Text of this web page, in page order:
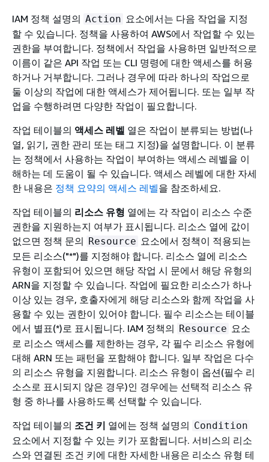
IAM 정책 설명의 Action 요소에서는 다음 작업을 지정
할 수 있습니다. 정책을 사용하여 AWS에서 작업할 수 있는
권한을 부여합니다. 정책에서 작업을 사용하면 일반적으로
이름이 같은 API 작업 또는 CLI 명령에 대한 액세스를 허용
하거나 거부합니다. 그러나 경우에 따라 하나의 작업으로
둘 이상의 작업에 대한 액세스가 제어됩니다. 또는 일부 작
업을 수행하려면 다양한 작업이 필요합니다.
작업 테이블의 액세스 레벨 열은 작업이 분류되는 방법(나
열, 읽기, 권한 관리 또는 태그 지정)을 설명합니다. 이 분류
는 정책에서 사용하는 작업이 부여하는 액세스 레벨을 이
해하는 데 도움이 될 수 있습니다. 액세스 레벨에 대한 자세
한 내용은 정책 요약의 액세스 레벨을 참조하세요.
작업 테이블의 리소스 유형 열에는 각 작업이 리소스 수준
권한을 지원하는지 여부가 표시됩니다. 리소스 열에 값이
없으면 정책 문의 Resource 요소에서 정책이 적용되는
모든 리소스("*")를 지정해야 합니다. 리소스 열에 리소스
유형이 포함되어 있으면 해당 작업 시 문에서 해당 유형의
ARN을 지정할 수 있습니다. 작업에 필요한 리소스가 하나
이상 있는 경우, 호출자에게 해당 리소스와 함께 작업을 사
용할 수 있는 권한이 있어야 합니다. 필수 리소스는 테이블
에서 별표(*)로 표시됩니다. IAM 정책의 Resource 요소
로 리소스 액세스를 제한하는 경우, 각 필수 리소스 유형에
대해 ARN 또는 패턴을 포함해야 합니다. 일부 작업은 다수
의 리소스 유형을 지원합니다. 리소스 유형이 옵션(필수 리
소스로 표시되지 않은 경우)인 경우에는 선택적 리소스 유
형 중 하나를 사용하도록 선택할 수 있습니다.
작업 테이블의 조건 키 열에는 정책 설명의 Condition
요소에서 지정할 수 있는 키가 포함됩니다. 서비스의 리소
스와 연결된 조건 키에 대한 자세한 내용은 리소스 유형 테